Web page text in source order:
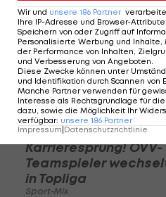
Karrieresprung! ÖVV-
Teamspieler
in Topliga
Sport-Mix
Wir und unsere 186 Partner
Ihre IP-Adresse und Browser-
Speichern von oder Zugriff auf
Personalisierte Werbung und
der Performance von Inhalten,
und Verbesserung von Angeboten.
Diese Zwecke können unter
und Identifikation durch Scannen von
Manche Partner verwenden für
Interesse als Rechtsgrundlage für
dazu, sowie die Möglichkeit Ihr
verfügbar: unsere 186 Partner
Impressum Datenschutzrichtlinie